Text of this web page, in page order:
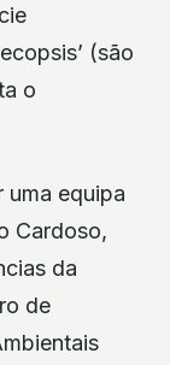
(são
o
uma equipa
Cardoso,
da
de